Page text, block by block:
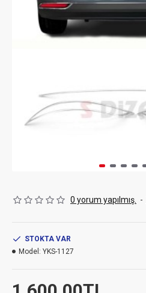
0 yorum yapılmış. -
STOKTA VAR
Model: YKS-1127